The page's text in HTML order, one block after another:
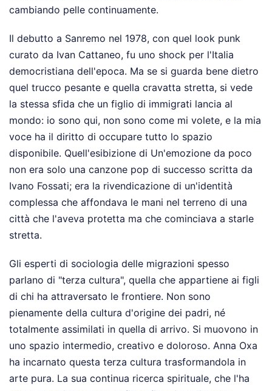
cambiando pelle continuamente.
Il debutto a Sanremo nel 1978, con quel look punk
curato da Ivan Cattaneo, fu uno shock per l'Italia
democristiana dell'epoca. Ma se si guarda bene dietro
quel trucco pesante e quella cravatta stretta, si vede
la stessa sfida che un figlio di immigrati lancia al
mondo: io sono qui, non sono come mi volete, e la mia
voce ha il diritto di occupare tutto lo spazio
disponibile. Quell'esibizione di Un'emozione da poco
non era solo una canzone pop di successo scritta da
Ivano Fossati; era la rivendicazione di un'identità
complessa che affondava le mani nel terreno di una
città che l'aveva protetta ma che cominciava a starle
stretta.
Gli esperti di sociologia delle migrazioni spesso
parlano di "terza cultura", quella che appartiene ai figli
di chi ha attraversato le frontiere. Non sono
pienamente della cultura d'origine dei padri, né
totalmente assimilati in quella di arrivo. Si muovono in
uno spazio intermedio, creativo e doloroso. Anna Oxa
ha incarnato questa terza cultura trasformandola in
arte pura. La sua continua ricerca spirituale, che l'ha